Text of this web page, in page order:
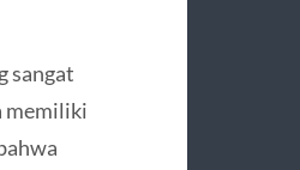
sangat
memiliki